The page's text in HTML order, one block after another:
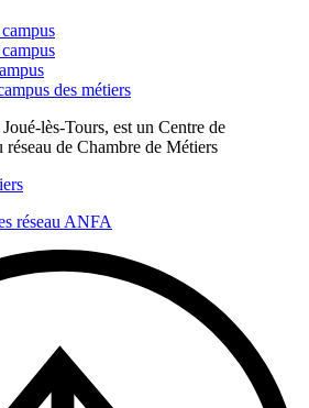
des métiers
lès-Tours, est un Centre de
de Chambre de Métiers